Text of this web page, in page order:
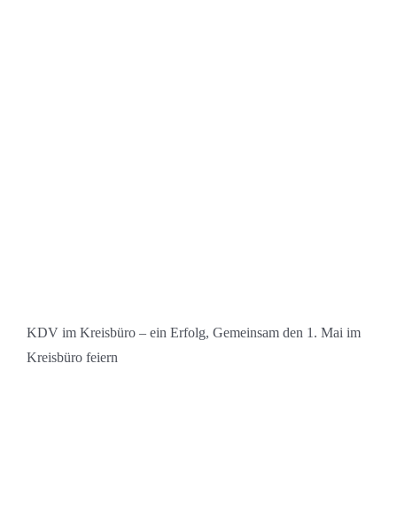
KDV im Kreisbüro – ein Erfolg, Gemeinsam den 1. Mai im
Kreisbüro feiern